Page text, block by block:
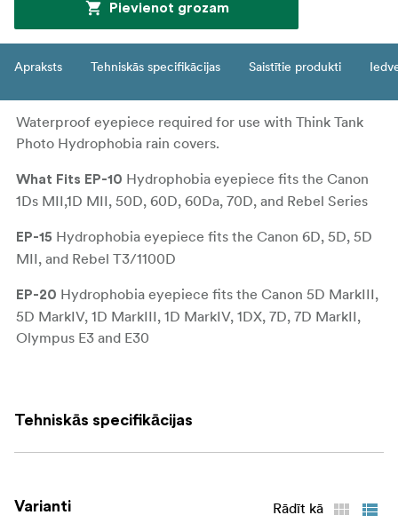
Pievienot grozam
Apraksts Tehniskās specifikācijas Saistītie produkti
Waterproof eyepiece required for use with Think Tank
Photo Hydrophobia rain covers.
What Fits EP-10 Hydrophobia eyepiece fits the Canon
1Ds MII,1D MII, 50D, 60D, 60Da, 70D, and Rebel Series
EP-15 Hydrophobia eyepiece fits the Canon 6D, 5D, 5D
MII, and Rebel T3/1100D
EP-20 Hydrophobia eyepiece fits the Canon 5D MarkIII,
5D MarkIV, 1D MarkIII, 1D MarkIV, 1DX, 7D, 7D MarkII,
Olympus E3 and E30
Hydrophobia eyepiece (EP) for most Nikon DSLR
cameras such as the D600, D300s D750, D610, D7100,
EP-NSIHydrophobia eyepiece (EP) for Nikon screw-in
Tehniskās specifikācijas
Varianti Rādīt kā